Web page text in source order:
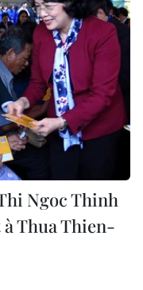
Ngoc Thinh
Thua Thien-